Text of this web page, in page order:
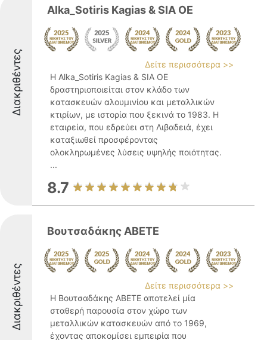
Διακριθέντες
Alka_Sotiris Kagias & SIA OE
Δείτε περισσότερα >>
Η Alka_Sotiris Kagias & SIA OE
δραστηριοποιείται στον κλάδο των
κατασκευών αλουμινίου και μεταλλικών
κτιρίων, με ιστορία που ξεκινά το 1983. Η
εταιρεία, που εδρεύει στη Λιβαδειά, έχει
καταξιωθεί προσφέροντας
ολοκληρωμένες λύσεις υψηλής ποιότητας.
...
8.7
Διακριθέντες
Bουτσαδάκης ΑΒΕΤΕ
Δείτε περισσότερα >>
Η Βουτσαδάκης ΑΒΕΤΕ αποτελεί μία
σταθερή παρουσία στον χώρο των
μεταλλικών κατασκευών από το 1969,
έχοντας αποκομίσει εμπειρία που